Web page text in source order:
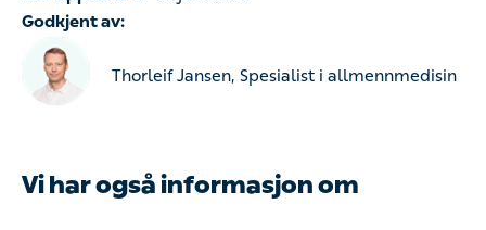
Thorleif Jansen, Spesialist i allmennmedisin